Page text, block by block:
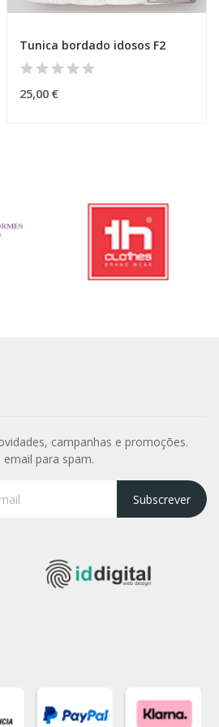
Tunica bordado idosos F2
25,00 €
campanhas e promoções.
para spam.
Subscrever